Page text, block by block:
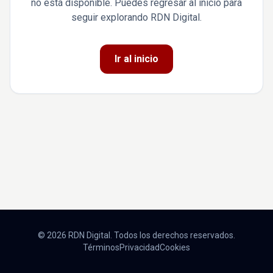
no está disponible. Puedes regresar al inicio para
seguir explorando RDN Digital.
Ir al inicio
© 2026 RDN Digital. Todos los derechos reservados.
TérminosPrivacidadCookies